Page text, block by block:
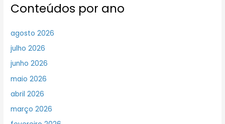
Conteúdos por ano
agosto 2026
julho 2026
junho 2026
maio 2026
abril 2026
março 2026